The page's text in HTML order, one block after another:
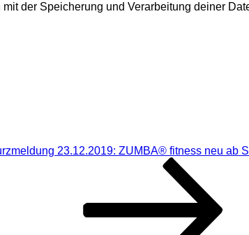
der Speicherung und Verarbeitung deiner
23.12.2019: ZUMBA® fitness neu ab